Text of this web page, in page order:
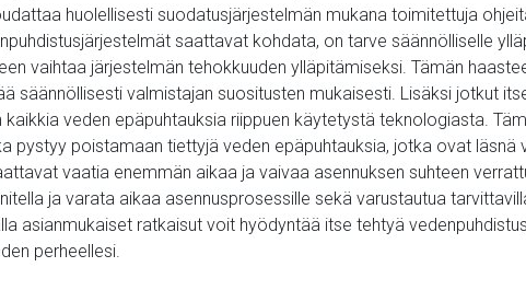
huolellisesti suodatusjärjestelmän mukana toimitettuja
saattavat kohdata, on tarve säännölliselle
vaihtaa järjestelmän tehokkuuden ylläpitämiseksi. Tämän
säännöllisesti valmistajan suositusten mukaisesti. Lisäksi jotkut
veden epäpuhtauksia riippuen käytetystä teknologiasta.
pystyy poistamaan tiettyjä veden epäpuhtauksia, jotka ovat läsnä
vaatia enemmän aikaa ja vaivaa asennuksen suhteen
ja varata aikaa asennusprosessille sekä varustautua
asianmukaiset ratkaisut voit hyödyntää itse tehtyä
perheellesi.